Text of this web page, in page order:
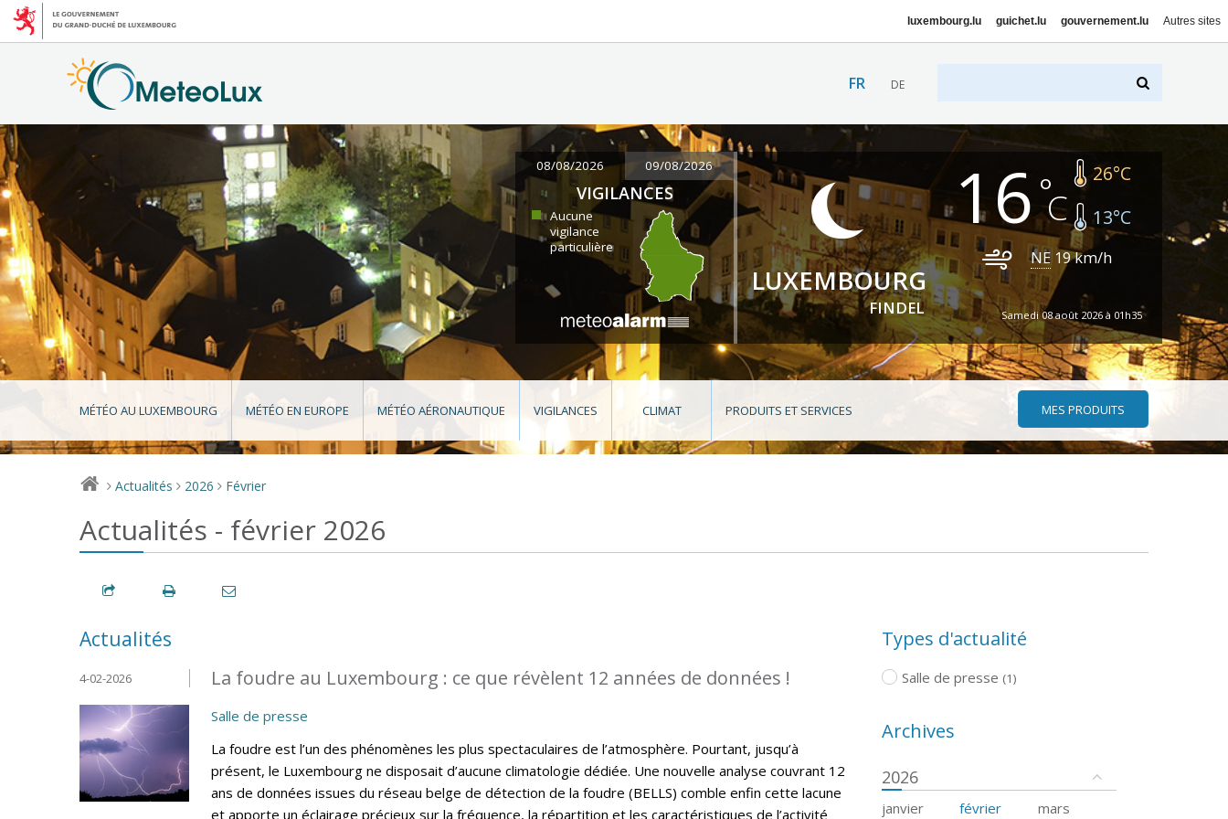
luxembourg.lu guichet.lu gouvernement.lu Autres sites
FR DE
08/08/2026 09/08/2026
VIGILANCES
Aucune
vigilance
particulière
LUXEMBOURG
FINDEL
16 26°C
13°C
NE 19km/h
Samedi 08 août 2026 à 01h35
MÉTÉO AU LUXEMBOURG MÉTÉO EN EUROPE MÉTÉO AÉRONAUTIQUE VIGILANCES CLIMAT PRODUITS ET SERVICES MES PRODUITS
> Actualités > 2026 > Février
Actualités - février 2026
Actualités
La foudre au Luxembourg : ce que révèlent 12 années de données !
4-02-2026
Salle de presse
La foudre est l’un des phénomènes les plus spectaculaires de l’atmosphère. Pourtant, jusqu’à
présent, le Luxembourg ne disposait d’aucune climatologie dédiée. Une nouvelle analyse couvrant 12
ans de données issues du réseau belge de détection de la foudre (BELLS) comble enfin cette lacune
et apporte un éclairage précieux sur la fréquence, la répartition et les caractéristiques de l’activité
Types d'actualité
Salle de presse (1)
Archives
2026
janvier février mars